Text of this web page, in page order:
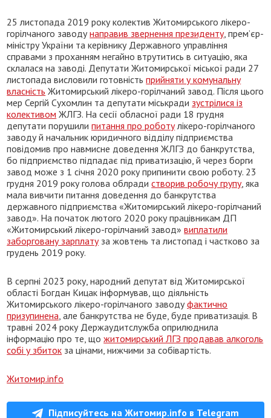
25 листопада 2019 року колектив Житомирського лікеро-
горілчаного заводунаправив звернення президенту, прем’єр-
міністру України та керівнику Державного управління
справами з проханням негайно втрутитись в ситуацію, яка
склалася на заводі. Депутати Житомирської міської ради 27
листопада висловили готовністьприйняти у комунальну
власність Житомирський лікеро-горілчаний завод. Після цього
мер Сергій Сухомлин та депутати міськради зустрілися із
колективом ЖЛГЗ. На сесії обласної ради 18 грудня
депутати порушилипитання про роботулікеро-горілчаного
заводу й начальник юридичного відділу підприємства
повідомив про навмисне доведення ЖЛГЗ до банкрутства,
бо підприємство підпадає під приватизацію, й через борги
завод може з 1 січня 2020 року припинити свою роботу. 23
грудня 2019 року голова облрадистворив робочу групу, яка
мала вивчити питання доведення до банкрутства
державного підприємства «Житомирський лікеро-горілчаний
завод». На початок лютого 2020 року працівникам ДП
«Житомирський лікеро-горілчаний завод»виплатили
заборговану зарплатуза жовтень та листопад і частково за
грудень 2019 року.
В серпні 2023 року, народний депутат від Житомирської
області Богдан Кицак інформував, що діяльність
Житомирського лікеро-горілчаного заводуфактично
призупинена , але банкрутства не буде, буде приватизація. В
травні 2024 року Держаудитслужба оприлюднила
інформацію про те, щожитомирський ЛГЗ продавав алкоголь
собі у збиток за цінами, нижчими за собівартість.
Житомир.info
Підписуйтесь на Житомир.info в Telegram